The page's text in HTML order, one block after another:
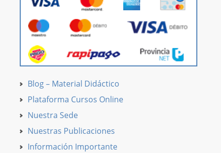
Blog – Material Didáctico
Plataforma Cursos Online
Nuestra Sede
Nuestras Publicaciones
Información Importante